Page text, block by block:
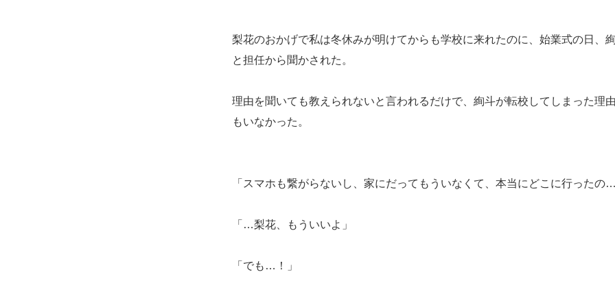
梨花のおかげで私は冬休みが明けてからも学校に来れたのに、始業式の日、
と担任から聞かされた。
理由を聞いても教えられないと言われるだけで、絢斗が転校してしまった理
もいなかった。
「スマホも繋がらないし、家にだってもういなくて、本当にどこに行ったの…
「…梨花、もういいよ」
「でも…！」